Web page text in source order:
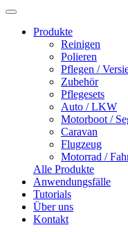
Produkte
Reinigen
Polieren
Pflegen /
Zubehör
Pflegesets
Auto / LKW
Motorboot /
Caravan
Flugzeug
Motorrad /
Alle Produkte
Anwendungsfälle
Tutorials
Über uns
Kontakt